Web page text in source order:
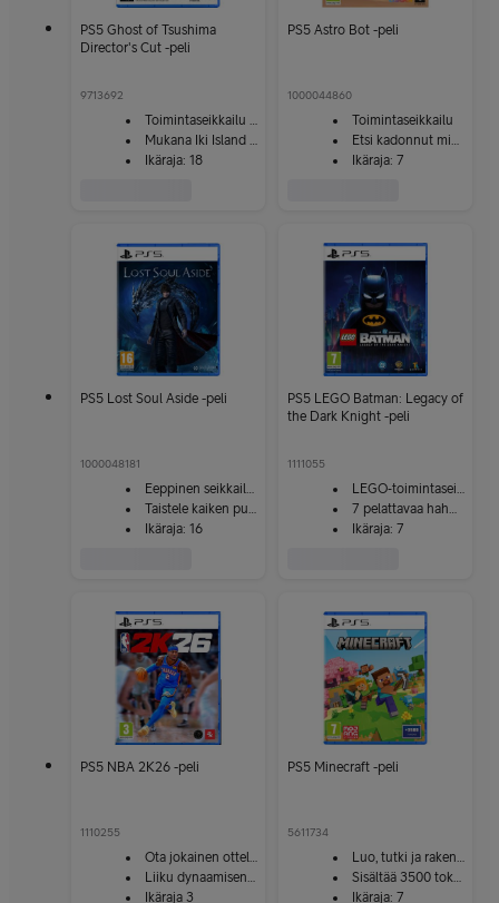
PS5 Ghost of Tsushima
Director's Cut -peli
9713692
Toimintaseikkailu täynnä lisämateriaalia
Mukana Iki Island -laajennus
Ikäraja: 18
PS5 Astro Bot -peli
1000044860
Toimintaseikkailu
Etsi kadonnut miehistö
Ikäraja: 7
PS5 Lost Soul Aside -peli
1000048181
Eeppinen seikkailuretki
Taistele kaiken puolesta
Ikäraja: 16
PS5 LEGO Batman: Legacy of
the Dark Knight -peli
1111055
LEGO‑toimintaseikkailu
7 pelattavaa hahmoa
Ikäraja: 7
PS5 NBA 2K26 -peli
1110255
Ota jokainen ottelu haltuun
Liiku dynaamisen vapaasti
Ikäraja 3
PS5 Minecraft -peli
5611734
Luo, tutki ja rakenna
Sisältää 3500 tokenia
Ikäraja: 7